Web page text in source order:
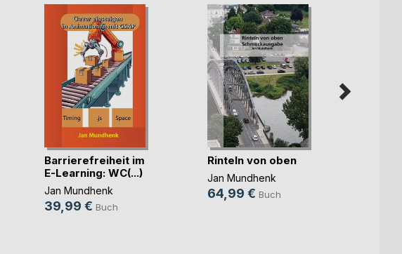
Barrierefreiheit im
E-Learning: WC(...)
Jan Mundhenk
39,99 € Buch
Rinteln von oben
Jan Mundhenk
64,99 € Buch